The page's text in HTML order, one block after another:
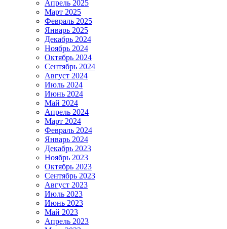
Апрель 2025
Март 2025
Февраль 2025
Январь 2025
Декабрь 2024
Ноябрь 2024
Октябрь 2024
Сентябрь 2024
Август 2024
Июль 2024
Июнь 2024
Май 2024
Апрель 2024
Март 2024
Февраль 2024
Январь 2024
Декабрь 2023
Ноябрь 2023
Октябрь 2023
Сентябрь 2023
Август 2023
Июль 2023
Июнь 2023
Май 2023
Апрель 2023